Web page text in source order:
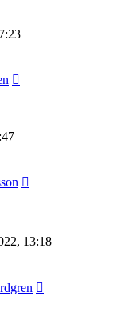
13:18